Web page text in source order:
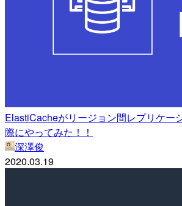
ElastiCacheがリージョン間レプリケー
際にやってみた！！
深澤俊
2020.03.19